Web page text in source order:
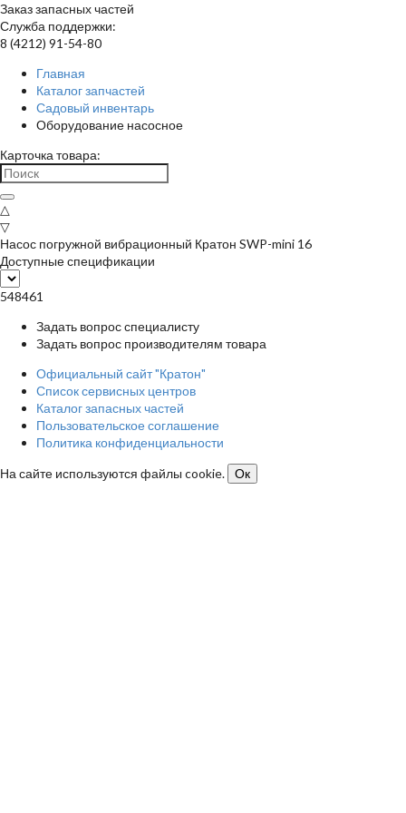
Заказ запасных частей
Служба поддержки:
8 (4212) 91-54-80
Главная
Каталог запчастей
Садовый инвентарь
Оборудование насосное
Карточка товара:
△
▽
Насос погружной вибрационный Кратон SWP-mini 16
Доступные спецификации
548461
Задать вопрос специалисту
Задать вопрос производителям товара
Официальный сайт "Кратон"
Список сервисных центров
Каталог запасных частей
Пользовательское соглашение
Политика конфиденциальности
На сайте используются файлы cookie.
Ок